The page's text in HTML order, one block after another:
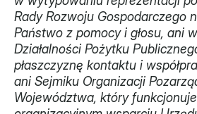
Rady Rozwoju Gospodarczego
Państwo z pomocy i głosu, ani
Działalności Pożytku
płaszczyznę kontaktu i
ani Sejmiku Organizacji
Województwa, który